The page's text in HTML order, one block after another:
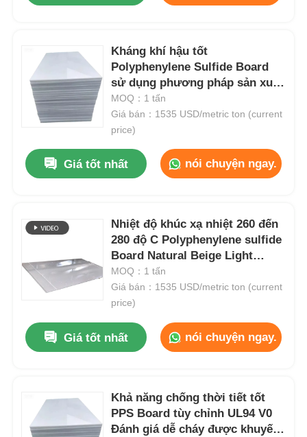
Kháng khí hậu tốt
Polyphenylene Sulfide Board
sử dụng phương pháp sản xuất
gia công phù hợp cho các
thành phần cơ khí và điện
MOQ：1 tấn
Giá bán：1535 USD/metric ton (current
price)
Giá tốt nhất nói chuyện ngay.
Nhiệt độ khúc xạ nhiệt 260 đến
280 độ C Polyphenylene sulfide
Board Natural Beige Light
Brown Color Flame Retardant
Plastic Sheet
MOQ：1 tấn
Giá bán：1535 USD/metric ton (current
price)
Giá tốt nhất nói chuyện ngay.
Khả năng chống thời tiết tốt
PPS Board tùy chỉnh UL94 V0
Đánh giá dễ cháy được khuyến